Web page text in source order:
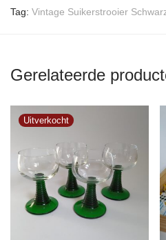
Tag: Vintage Suikerstrooier
Gerelateerde